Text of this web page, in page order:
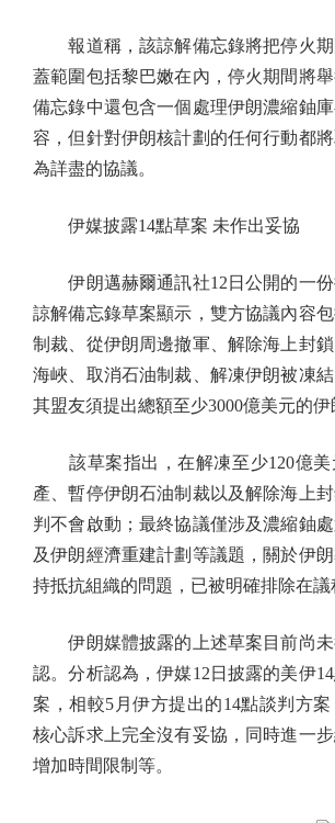
報道稱，該諒解備忘錄將把停火期
蓋範圍包括黎巴嫩在內，停火期間將舉
備忘錄中還包含一個處理伊朗濃縮鈾
容，但針對伊朗核計劃的任何行動都
為詳盡的協議。
伊媒披露14點草案 未作出妥協
伊朗邁赫爾通訊社12日公開的一份
諒解備忘錄草案顯示，雙方協議內容
制裁、從伊朗周邊撤軍、解除海上封
海峽、取消石油制裁、解凍伊朗被凍
其盟友須提出總額至少3000億美元的伊
該草案指出，在解凍至少120億美
產、暫停伊朗石油制裁以及解除海上
判不會啟動；最終協議僅涉及濃縮鈾
及伊朗經濟重建計劃等議題，關於伊
持抵抗組織的問題，已被明確排除在議
伊朗媒體披露的上述草案目前尚未
認。分析認為，伊媒12日披露的美伊
案，相較5月伊方提出的14點談判方案
核心訴求上完全沒有妥協，同時進一步
增加時間限制等。